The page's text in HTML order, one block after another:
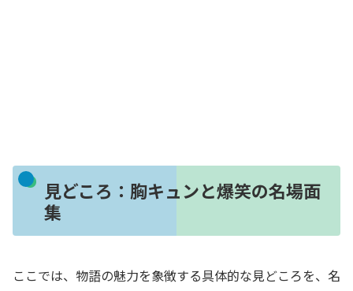
見どころ：胸キュンと爆笑の名場面
集
ここでは、物語の魅力を象徴する具体的な見どころを、名